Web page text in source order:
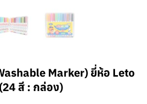
Marker) ยี่ห้อ Leto
สี : กล่อง)